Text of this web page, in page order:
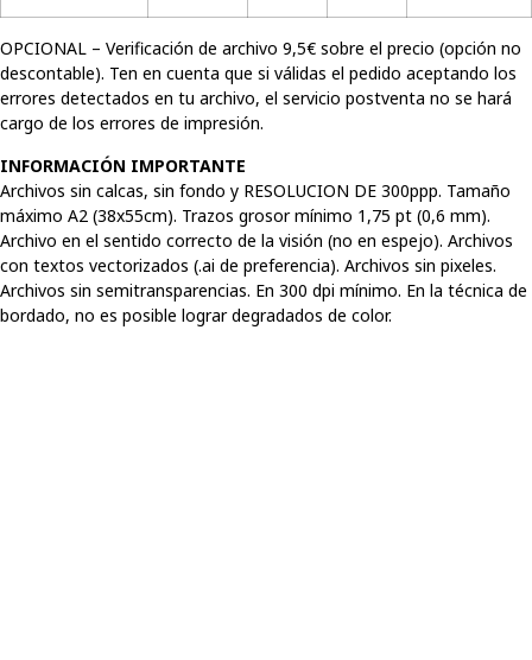
OPCIONAL – Verificación de archivo 9,5€ sobre el precio (opción no
descontable). Ten en cuenta que si válidas el pedido aceptando los
errores detectados en tu archivo, el servicio postventa no se hará
cargo de los errores de impresión.
INFORMACIÓN IMPORTANTE
Archivos sin calcas, sin fondo y RESOLUCION DE 300ppp. Tamaño
máximo A2 (38x55cm). Trazos grosor mínimo 1,75 pt (0,6 mm).
Archivo en el sentido correcto de la visión (no en espejo). Archivos
con textos vectorizados (.ai de preferencia). Archivos sin pixeles.
Archivos sin semitransparencias. En 300 dpi mínimo. En la técnica de
bordado, no es posible lograr degradados de color.